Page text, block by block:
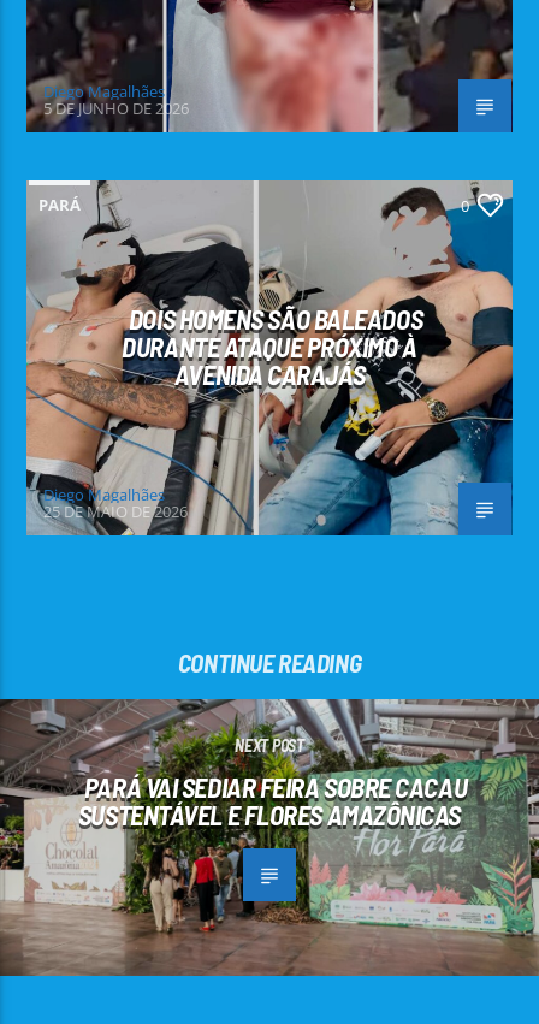
Diego Magalhães
5 DE JUNHO DE 2026
PARÁ 0
DOIS HOMENS SÃO BALEADOS
DURANTE ATAQUE PRÓXIMO À
AVENIDA CARAJÁS
Diego Magalhães
25 DE MAIO DE 2026
CONTINUE READING
NEXT POST
PARÁ VAI SEDIAR FEIRA SOBRE CACAU
SUSTENTÁVEL E FLORES AMAZÔNICAS